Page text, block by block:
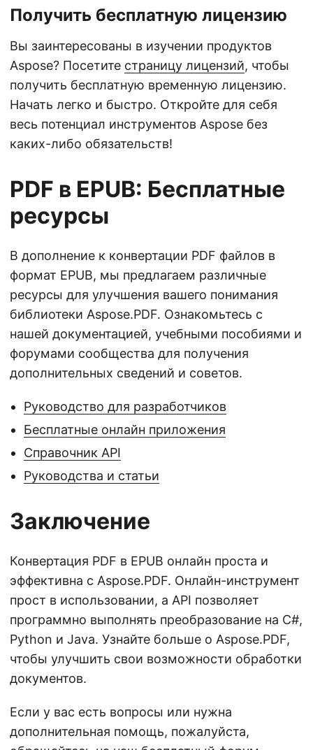
Получить бесплатную лицензию
Вы заинтересованы в изучении продуктов
Aspose? Посетите страницу лицензий, чтобы
получить бесплатную временную лицензию.
Начать легко и быстро. Откройте для себя
весь потенциал инструментов Aspose без
каких-либо обязательств!
PDF в EPUB: Бесплатные
ресурсы
В дополнение к конвертации PDF файлов в
формат EPUB, мы предлагаем различные
ресурсы для улучшения вашего понимания
библиотеки Aspose.PDF. Ознакомьтесь с
нашей документацией, учебными пособиями и
форумами сообщества для получения
дополнительных сведений и советов.
Руководство для разработчиков
Бесплатные онлайн приложения
Справочник API
Руководства и статьи
Заключение
Конвертация PDF в EPUB онлайн проста и
эффективна с Aspose.PDF. Онлайн-инструмент
прост в использовании, а API позволяет
программно выполнять преобразование на C#,
Python и Java. Узнайте больше о Aspose.PDF,
чтобы улучшить свои возможности обработки
документов.
Если у вас есть вопросы или нужна
дополнительная помощь, пожалуйста,